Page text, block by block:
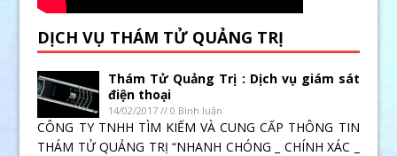
DỊCH VỤ THÁM TỬ QUẢNG TRỊ
Thám Tử Quảng Trị : Dịch vụ giám sát
điện thoại
14/02/2017 // 0 Bình luận
CÔNG TY TNHH TÌM KIẾM VÀ CUNG CẤP THÔNG TIN
THÁM TỬ QUẢNG TRỊ “NHANH CHÓNG _ CHÍNH XÁC _